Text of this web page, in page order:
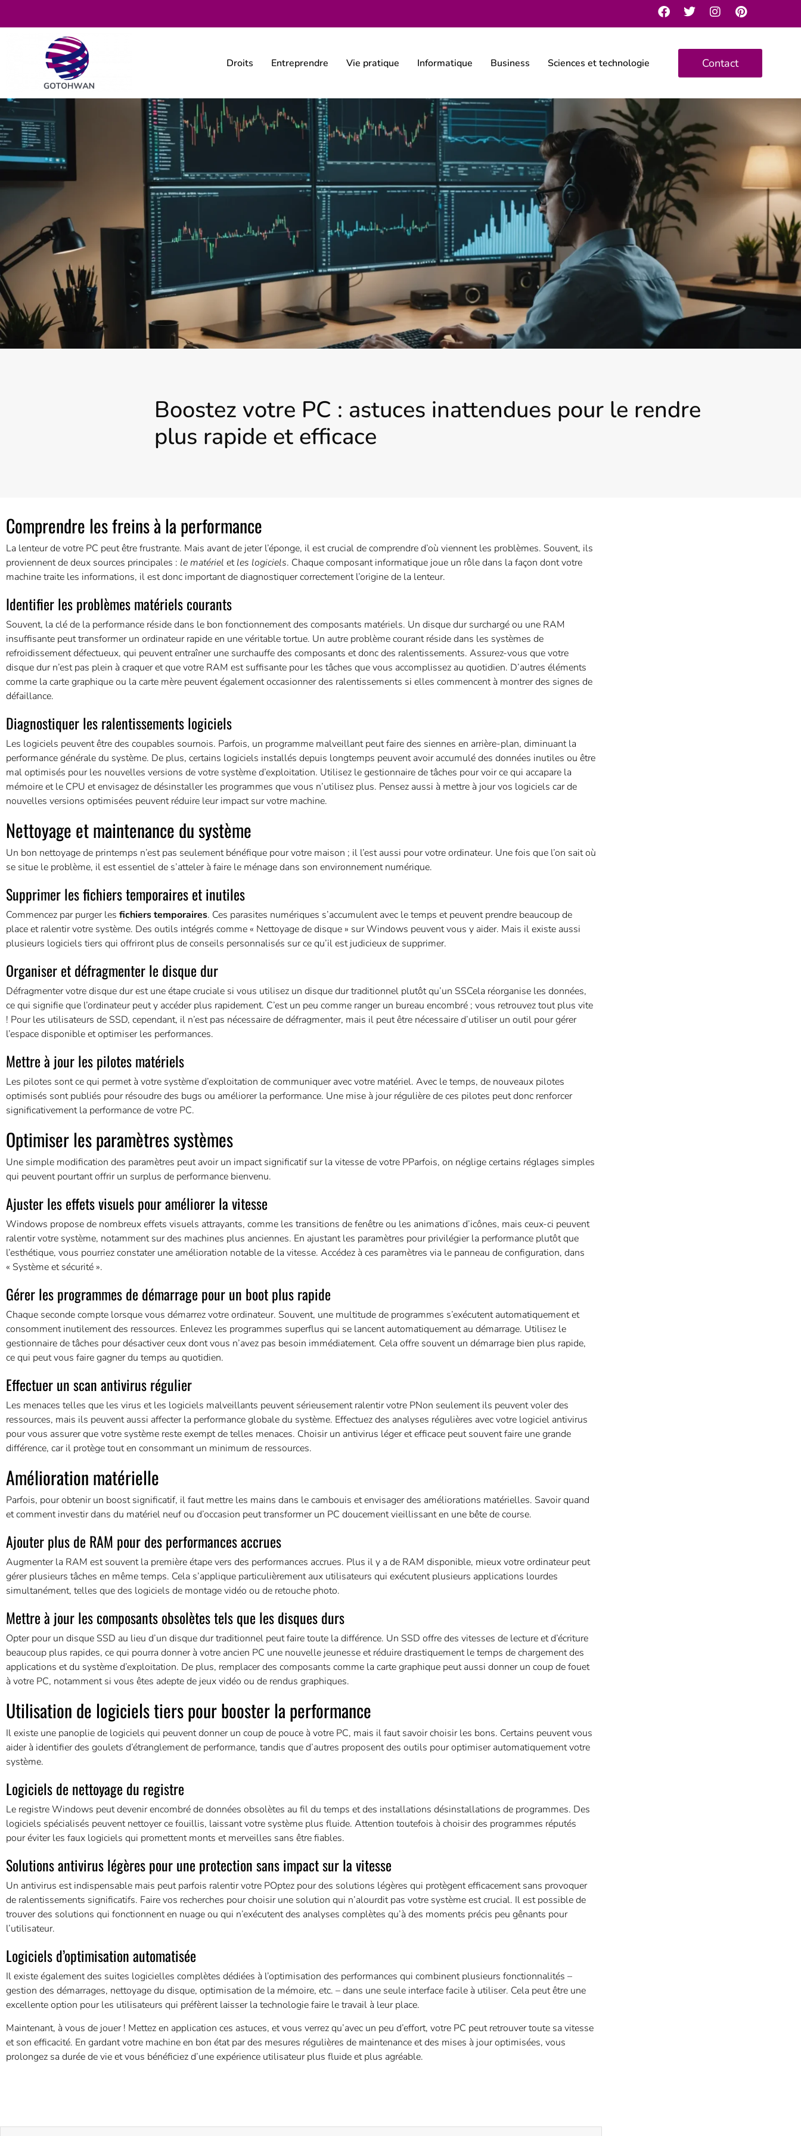
Droits Entreprendre Vie pratique Informatique Business Sciences et technologie Contact
Boostez votre PC : astuces inattendues pour le rendre
plus rapide et efficace
Comprendre les freins à la performance
La lenteur de votre PC peut être frustrante. Mais avant de jeter l’éponge, il est crucial de comprendre d’où viennent les problèmes. Souvent, ils
proviennent de deux sources principales : le matériel etles logiciels. Chaque composant informatique joue un rôle dans la façon dont votre
machine traite les informations, il est donc important de diagnostiquer correctement l’origine de la lenteur.
Identifier les problèmes matériels courants
Souvent, la clé de la performance réside dans le bon fonctionnement des composants matériels. Un disque dur surchargé ou une RAM
insuffisante peut transformer un ordinateur rapide en une véritable tortue. Un autre problème courant réside dans les systèmes de
refroidissement défectueux, qui peuvent entraîner une surchauffe des composants et donc des ralentissements. Assurez-vous que votre
disque dur n’est pas plein à craquer et que votre RAM est suffisante pour les tâches que vous accomplissez au quotidien. D’autres éléments
comme la carte graphique ou la carte mère peuvent également occasionner des ralentissements si elles commencent à montrer des signes de
défaillance.
Diagnostiquer les ralentissements logiciels
Les logiciels peuvent être des coupables sournois. Parfois, un programme malveillant peut faire des siennes en arrière-plan, diminuant la
performance générale du système. De plus, certains logiciels installés depuis longtemps peuvent avoir accumulé des données inutiles ou être
mal optimisés pour les nouvelles versions de votre système d’exploitation. Utilisez le gestionnaire de tâches pour voir ce qui accapare la
mémoire et le CPU et envisagez de désinstaller les programmes que vous n’utilisez plus. Pensez aussi à mettre à jour vos logiciels car de
nouvelles versions optimisées peuvent réduire leur impact sur votre machine.
Nettoyage et maintenance du système
Un bon nettoyage de printemps n’est pas seulement bénéfique pour votre maison ; il l’est aussi pour votre ordinateur. Une fois que l’on sait où
se situe le problème, il est essentiel de s’atteler à faire le ménage dans son environnement numérique.
Supprimer les fichiers temporaires et inutiles
Commencez par purger les fichiers temporaires. Ces parasites numériques s’accumulent avec le temps et peuvent prendre beaucoup de
place et ralentir votre système. Des outils intégrés comme « Nettoyage de disque » sur Windows peuvent vous y aider. Mais il existe aussi
plusieurs logiciels tiers qui offriront plus de conseils personnalisés sur ce qu’il est judicieux de supprimer.
Organiser et défragmenter le disque dur
Défragmenter votre disque dur est une étape cruciale si vous utilisez un disque dur traditionnel plutôt qu’un SSCela réorganise les données,
ce qui signifie que l’ordinateur peut y accéder plus rapidement. C’est un peu comme ranger un bureau encombré ; vous retrouvez tout plus vite
! Pour les utilisateurs de SSD, cependant, il n’est pas nécessaire de défragmenter, mais il peut être nécessaire d’utiliser un outil pour gérer
l’espace disponible et optimiser les performances.
Mettre à jour les pilotes matériels
Les pilotes sont ce qui permet à votre système d’exploitation de communiquer avec votre matériel. Avec le temps, de nouveaux pilotes
optimisés sont publiés pour résoudre des bugs ou améliorer la performance. Une mise à jour régulière de ces pilotes peut donc renforcer
significativement la performance de votre PC.
Optimiser les paramètres systèmes
Une simple modification des paramètres peut avoir un impact significatif sur la vitesse de votre PParfois, on néglige certains réglages simples
qui peuvent pourtant offrir un surplus de performance bienvenu.
Ajuster les effets visuels pour améliorer la vitesse
Windows propose de nombreux effets visuels attrayants, comme les transitions de fenêtre ou les animations d’icônes, mais ceux-ci peuvent
ralentir votre système, notamment sur des machines plus anciennes. En ajustant les paramètres pour privilégier la performance plutôt que
l’esthétique, vous pourriez constater une amélioration notable de la vitesse. Accédez à ces paramètres via le panneau de configuration, dans
« Système et sécurité ».
Gérer les programmes de démarrage pour un boot plus rapide
Chaque seconde compte lorsque vous démarrez votre ordinateur. Souvent, une multitude de programmes s’exécutent automatiquement et
consomment inutilement des ressources. Enlevez les programmes superflus qui se lancent automatiquement au démarrage. Utilisez le
gestionnaire de tâches pour désactiver ceux dont vous n’avez pas besoin immédiatement. Cela offre souvent un démarrage bien plus rapide,
ce qui peut vous faire gagner du temps au quotidien.
Effectuer un scan antivirus régulier
Les menaces telles que les virus et les logiciels malveillants peuvent sérieusement ralentir votre PNon seulement ils peuvent voler des
ressources, mais ils peuvent aussi affecter la performance globale du système. Effectuez des analyses régulières avec votre logiciel antivirus
pour vous assurer que votre système reste exempt de telles menaces. Choisir un antivirus léger et efficace peut souvent faire une grande
différence, car il protège tout en consommant un minimum de ressources.
Amélioration matérielle
Parfois, pour obtenir un boost significatif, il faut mettre les mains dans le cambouis et envisager des améliorations matérielles. Savoir quand
et comment investir dans du matériel neuf ou d’occasion peut transformer un PC doucement vieillissant en une bête de course.
Ajouter plus de RAM pour des performances accrues
Augmenter la RAM est souvent la première étape vers des performances accrues. Plus il y a de RAM disponible, mieux votre ordinateur peut
gérer plusieurs tâches en même temps. Cela s’applique particulièrement aux utilisateurs qui exécutent plusieurs applications lourdes
simultanément, telles que des logiciels de montage vidéo ou de retouche photo.
Mettre à jour les composants obsolètes tels que les disques durs
Opter pour un disque SSD au lieu d’un disque dur traditionnel peut faire toute la différence. Un SSD offre des vitesses de lecture et d’écriture
beaucoup plus rapides, ce qui pourra donner à votre ancien PC une nouvelle jeunesse et réduire drastiquement le temps de chargement des
applications et du système d’exploitation. De plus, remplacer des composants comme la carte graphique peut aussi donner un coup de fouet
à votre PC, notamment si vous êtes adepte de jeux vidéo ou de rendus graphiques.
Utilisation de logiciels tiers pour booster la performance
Il existe une panoplie de logiciels qui peuvent donner un coup de pouce à votre PC, mais il faut savoir choisir les bons. Certains peuvent vous
aider à identifier des goulets d’étranglement de performance, tandis que d’autres proposent des outils pour optimiser automatiquement votre
système.
Logiciels de nettoyage du registre
Le registre Windows peut devenir encombré de données obsolètes au fil du temps et des installations désinstallations de programmes. Des
logiciels spécialisés peuvent nettoyer ce fouillis, laissant votre système plus fluide. Attention toutefois à choisir des programmes réputés
pour éviter les faux logiciels qui promettent monts et merveilles sans être fiables.
Solutions antivirus légères pour une protection sans impact sur la vitesse
Un antivirus est indispensable mais peut parfois ralentir votre POptez pour des solutions légères qui protègent efficacement sans provoquer
de ralentissements significatifs. Faire vos recherches pour choisir une solution qui n’alourdit pas votre système est crucial. Il est possible de
trouver des solutions qui fonctionnent en nuage ou qui n’exécutent des analyses complètes qu’à des moments précis peu gênants pour
l’utilisateur.
Logiciels d’optimisation automatisée
Il existe également des suites logicielles complètes dédiées à l’optimisation des performances qui combinent plusieurs fonctionnalités –
gestion des démarrages, nettoyage du disque, optimisation de la mémoire, etc. – dans une seule interface facile à utiliser. Cela peut être une
excellente option pour les utilisateurs qui préfèrent laisser la technologie faire le travail à leur place.
Maintenant, à vous de jouer ! Mettez en application ces astuces, et vous verrez qu’avec un peu d’effort, votre PC peut retrouver toute sa vitesse
et son efficacité. En gardant votre machine en bon état par des mesures régulières de maintenance et des mises à jour optimisées, vous
prolongez sa durée de vie et vous bénéficiez d’une expérience utilisateur plus fluide et plus agréable.